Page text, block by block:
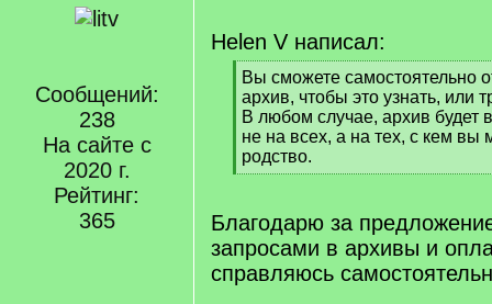
Сообщений:
238
На сайте с
2020 г.
Рейтинг:
365
Helen V написал:
[
q
]
Вы сможете самостоятельно
архив, чтобы это узнать, или
В любом случае, архив будет
не на всех, а на тех, с кем вы
родство.
[
q
]
Благодарю за
запросами в архивы и
справляюсь